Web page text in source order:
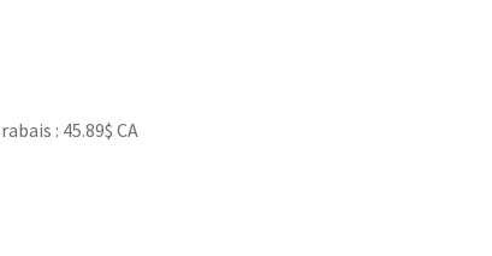
: 45.89$ CA